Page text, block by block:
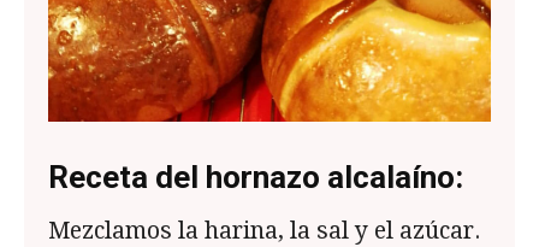
Receta del hornazo alcalaíno:
Mezclamos la harina, la sal y el azúcar.